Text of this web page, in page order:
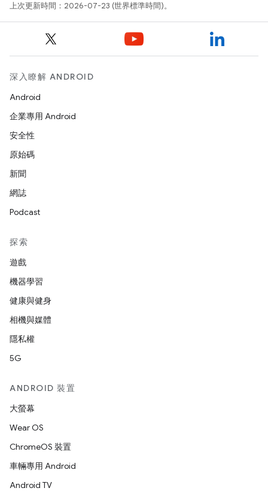
上次更新時間：2026-07-23 (世界標準時間)。
深入瞭解 ANDROID
Android
企業專用 Android
安全性
原始碼
新聞
網誌
Podcast
探索
遊戲
機器學習
健康與健身
相機與媒體
隱私權
5G
ANDROID 裝置
大螢幕
Wear OS
ChromeOS 裝置
車輛專用 Android
Android TV